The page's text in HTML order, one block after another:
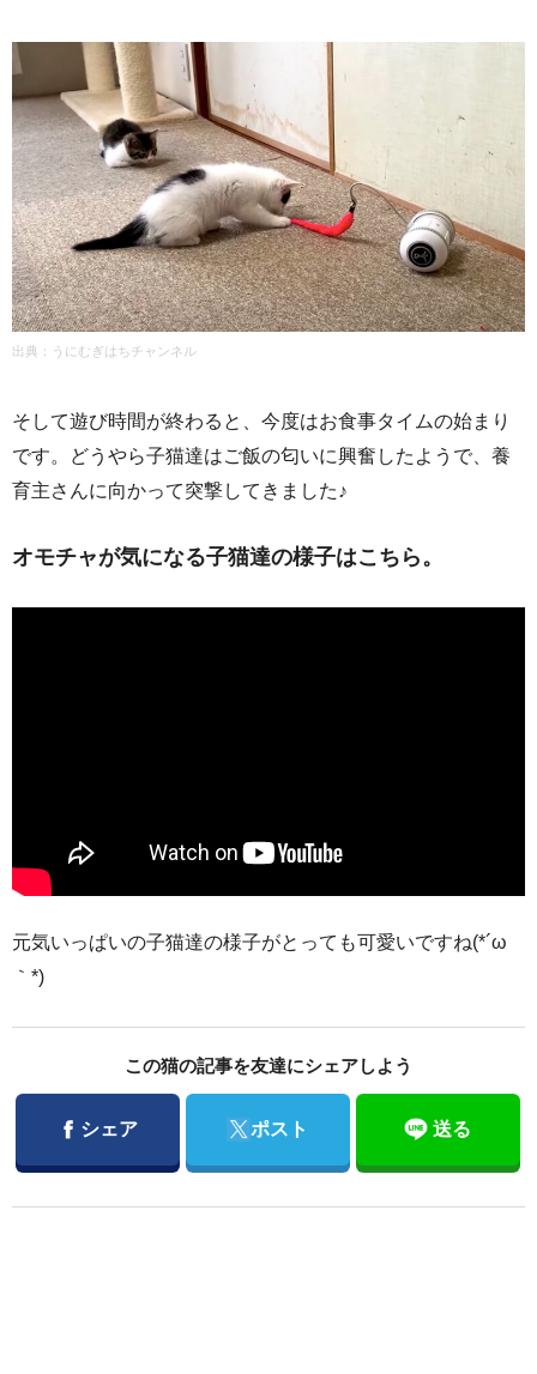
出典：うにむぎはちチャンネル
そして遊び時間が終わると、今度はお食事タイムの始まり
です。どうやら子猫達はご飯の匂いに興奮したようで、養
育主さんに向かって突撃してきました♪
オモチャが気になる子猫達の様子はこちら。
元気いっぱいの子猫達の様子がとっても可愛いですね(*´ω
｀*)
この猫の記事を友達にシェアしよう
Facebook
シェア Twitter
ポスト 送る